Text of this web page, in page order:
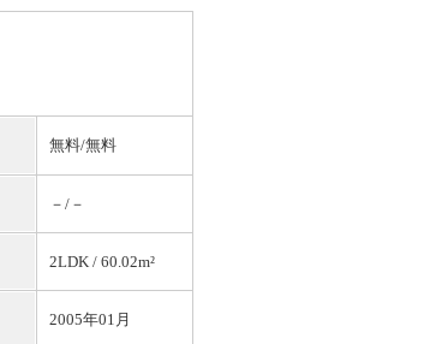
無料/無料
－/－
2LDK / 60.02m²
2005年01月